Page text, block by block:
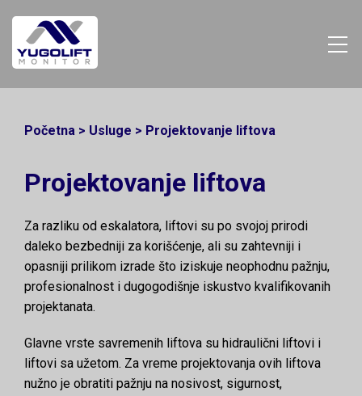
Početna > Usluge > Projektovanje liftova
Projektovanje liftova
Za razliku od eskalatora, liftovi su po svojoj prirodi
daleko bezbedniji za korišćenje, ali su zahtevniji i
opasniji prilikom izrade što iziskuje neophodnu pažnju,
profesionalnost i dugogodišnje iskustvo kvalifikovanih
projektanata.
Glavne vrste savremenih liftova su hidraulični liftovi i
liftovi sa užetom. Za vreme projektovanja ovih liftova
nužno je obratiti pažnju na nosivost, sigurnost,